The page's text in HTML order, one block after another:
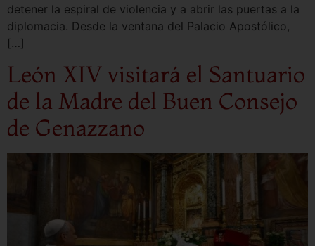
detener la espiral de violencia y a abrir las puertas a la
diplomacia. Desde la ventana del Palacio Apostólico,
[…]
León XIV visitará el Santuario
de la Madre del Buen Consejo
de Genazzano